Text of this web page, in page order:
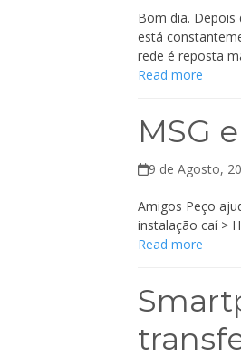
Bom dia.
está
rede é reposta
Read more
MSG
9 de Agosto,
Amigos Peço
instalação caí >
Read more